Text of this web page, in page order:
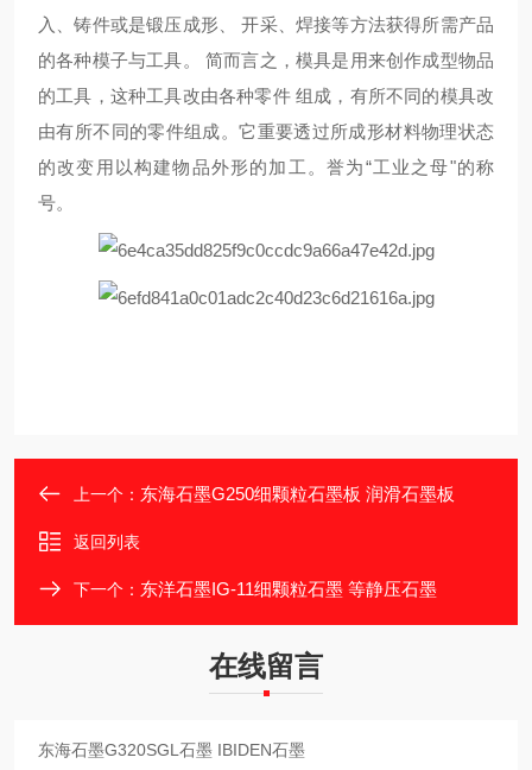
入、铸件或是锻压成形、 开采、焊接等方法获得所需产品
的各种模子与工具。 简而言之，模具是用来创作成型物品
的工具，这种工具改由各种零件 组成，有所不同的模具改
由有所不同的零件组成。它重要透过所成形材料物理状态
的改变用以构建物品外形的加工。誉为“工业之母"的称
号。
上一个： 东海石墨G250细颗粒石墨板 润滑石墨板
返回列表
下一个： 东洋石墨IG-11细颗粒石墨 等静压石墨
在线留言